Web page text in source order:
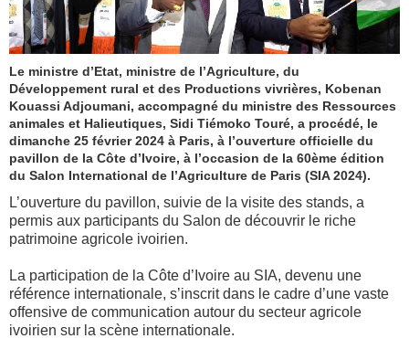
Le ministre d’Etat, ministre de l’Agriculture, du
Développement rural et des Productions vivrières, Kobenan
Kouassi Adjoumani, accompagné du ministre des Ressources
animales et Halieutiques, Sidi Tiémoko Touré, a procédé, le
dimanche 25 février 2024 à Paris, à l’ouverture officielle du
pavillon de la Côte d’Ivoire, à l’occasion de la 60ème édition
du Salon International de l’Agriculture de Paris (SIA 2024).
L’ouverture du pavillon, suivie de la visite des stands, a
permis aux participants du Salon de découvrir le riche
patrimoine agricole ivoirien.
La participation de la Côte d’Ivoire au SIA, devenu une
référence internationale, s’inscrit dans le cadre d’une vaste
offensive de communication autour du secteur agricole
ivoirien sur la scène internationale.